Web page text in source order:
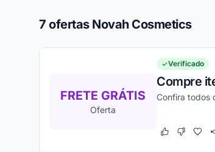
7 ofertas Novah Cosmetics
FRETE GRÁTIS
Oferta
Verificado
Compre
Confira todos
Este cupom
Este